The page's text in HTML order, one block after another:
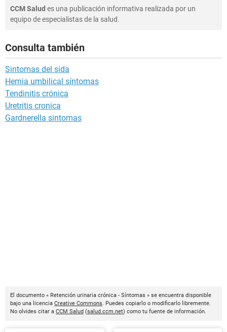
CCM Salud es una publicación informativa realizada por un
equipo de especialistas de la salud.
Consulta también
Sintomas del sida
Hernia umbilical síntomas
Tendinitis crónica
Uretritis cronica
Gardnerella sintomas
El documento « Retención urinaria crónica - Síntomas » se encuentra disponible
bajo una licencia Creative Commons. Puedes copiarlo o modificarlo libremente.
No olvides citar a CCM Salud (salud.ccm.net) como tu fuente de información.